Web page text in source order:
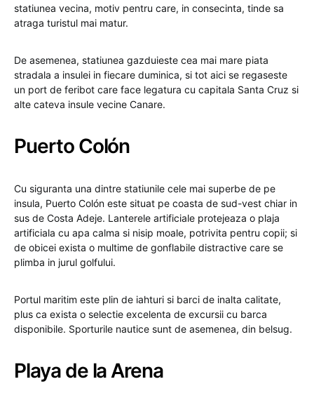
statiunea vecina, motiv pentru care, in consecinta, tinde sa
atraga turistul mai matur.
De asemenea, statiunea gazduieste cea mai mare piata
stradala a insulei in fiecare duminica, si tot aici se regaseste
un port de feribot care face legatura cu capitala Santa Cruz si
alte cateva insule vecine Canare.
Puerto Colón
Cu siguranta una dintre statiunile cele mai superbe de pe
insula, Puerto Colón este situat pe coasta de sud-vest chiar in
sus de Costa Adeje. Lanterele artificiale protejeaza o plaja
artificiala cu apa calma si nisip moale, potrivita pentru copii; si
de obicei exista o multime de gonflabile distractive care se
plimba in jurul golfului.
Portul maritim este plin de iahturi si barci de inalta calitate,
plus ca exista o selectie excelenta de excursii cu barca
disponibile. Sporturile nautice sunt de asemenea, din belsug.
Playa de la Arena